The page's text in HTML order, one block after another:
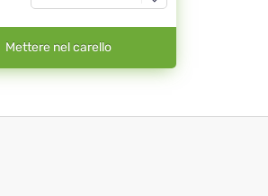
Mettere nel carello